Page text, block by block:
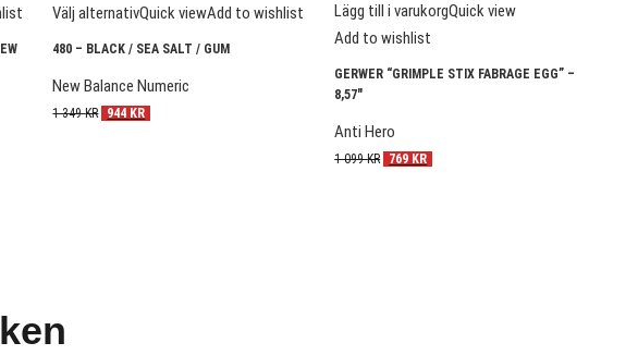
Välj alternativQuick viewAdd to wishlist
480 – BLACK / SEA SALT / GUM
New Balance Numeric
1 349KR 944 KR
Lägg till i varukorgQuick view
Add to wishlist
GERWER “GRIMPLE STIX FABRAGE EGG” –
8,57″
Anti Hero
1 099KR 769 KR